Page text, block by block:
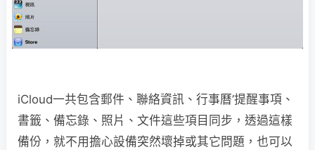
iCloud一共包含郵件、聯絡資訊、行事曆’提醒事項、
書籤、備忘錄、照片、文件這些項目同步，透過這樣
備份，就不用擔心設備突然壞掉或其它問題，也可以